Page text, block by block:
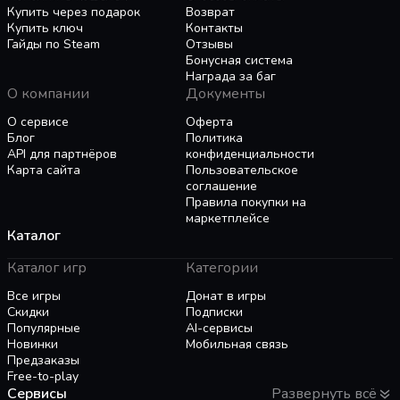
accordingly to their favorite skills
● Build, upgrade and fortify your encampment to
withstand the hordes of zombies
● Assign survivors to different tasks like farming,
a guard in a watchtower, builder, mechanic
● Explore many different locations for items, help
strangers, invite them to join your group
● Craft and upgrade equipment
● Deal with different events and choose many
● Deal with other survivors and their respective
encampments
● Deal with hundreds of thrilling events with
many possible outcomes
...And much more!
Купить через подарок
Купить ключ
Гайды по Steam
Возврат
Контакты
Отзывы
Бонусная система
Награда за баг
О компании
О сервисе
Блог
API для партнёров
Карта сайта
Документы
Оферта
Политика
конфиденциальности
Пользовательское
соглашение
Правила покупки на
маркетплейсе
Каталог
Каталог игр
Все игры
Скидки
Популярные
Новинки
Предзаказы
Free-to-play
Категории
Донат в игры
Подписки
AI-сервисы
Мобильная связь
Сервисы
Развернуть всё